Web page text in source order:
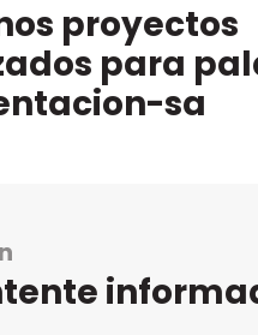
proyectos
para
sa